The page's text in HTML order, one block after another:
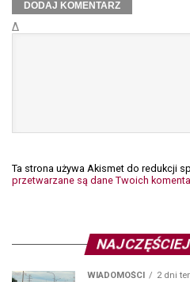
Δ
Ta strona używa Akismet do redukcji
przetwarzane są dane Twoich
WIADOMOŚCI 2 dni